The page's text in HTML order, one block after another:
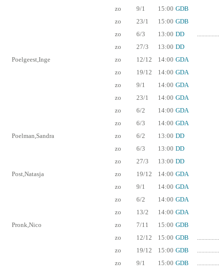
zo
9/1 15:00 GDB
zo
23/1 15:00 GDB
zo
6/3 13:00 DD
zo
27/3 13:00 DD
Poelgeest,Inge
zo 12/12 14:00 GDA
zo
19/12 14:00 GDA
zo
9/1 14:00 GDA
zo
23/1 14:00 GDA
zo
6/2 14:00 GDA
zo
6/3 14:00 GDA
Poelman,Sandra
zo 6/2 13:00 DD
zo
6/3 13:00 DD
zo
27/3 13:00 DD
Post,Natasja
zo 19/12 14:00 GDA
zo
9/1 14:00 GDA
zo
6/2 14:00 GDA
zo
13/2 14:00 GDA
Pronk,Nico
zo 7/11 15:00 GDB
zo
12/12 15:00 GDB
zo
19/12 15:00 GDB
zo
9/1 15:00 GDB